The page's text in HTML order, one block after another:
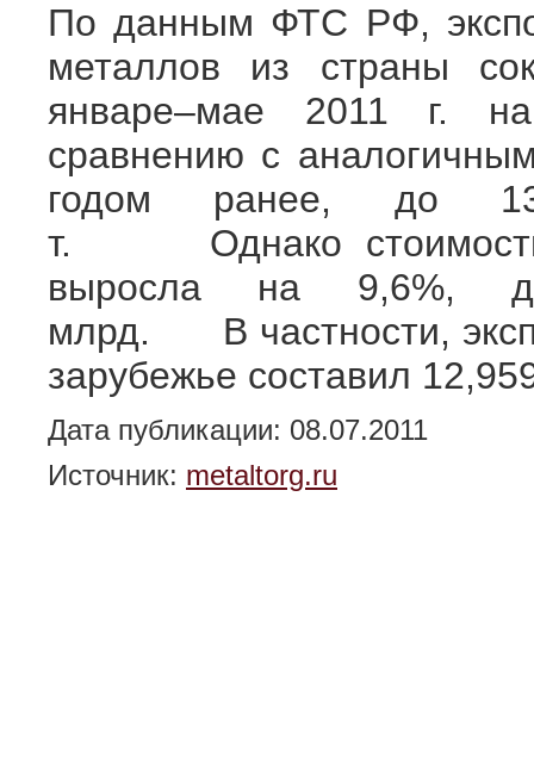
По данным ФТС РФ,
металлов из страны
январе–мае 2011 г.
сравнению с
годом ранее, до
т. Однако стоимость
выросла на 9,6%,
млрд. В частности,
зарубежье составил
Дата публикации: 08.07.2011
Источник: metaltorg.ru